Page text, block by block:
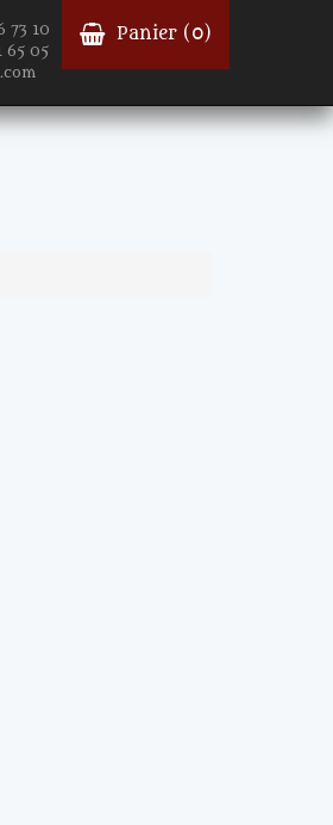
73 10
65 05
Panier ( 0)